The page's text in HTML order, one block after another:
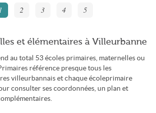
2 3 4 5
et élémentaires à Villeurbanne
au total 53 écoles primaires, maternelles ou
référence presque tous les
villeurbannais et chaque écoleprimaire
consulter ses coordonnées, un plan et